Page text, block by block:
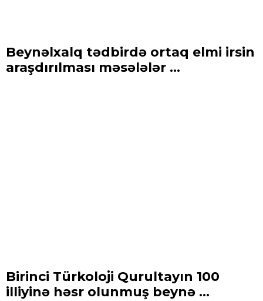
Beynəlxalq tədbirdə ortaq elmi irsin
araşdırılması məsələlər ...
Birinci Türkoloji Qurultayın 100
illiyinə həsr olunmuş beynə ...